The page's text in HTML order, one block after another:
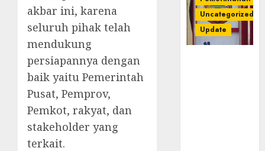
akbar ini, karena
seluruh pihak telah
mendukung
persiapannya dengan
baik yaitu Pemerintah
Pusat, Pemprov,
Pemkot, rakyat, dan
stakeholder yang
terkait.
Uncategorized
Update